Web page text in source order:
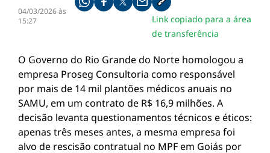
04/03/2026 às
15:27
Compartilhe pelo whatsapp
Compartilhar no facebook
Compartilhar no twitter
Compartilhe pelo email
Copiar link da notícia
Link copiado para a área
de transferência
​O Governo do Rio Grande do Norte homologou a
empresa Proseg Consultoria como responsável
por mais de 14 mil plantões médicos anuais no
SAMU, em um contrato de R$ 16,9 milhões. A
decisão levanta questionamentos técnicos e éticos:
apenas três meses antes, a mesma empresa foi
alvo de rescisão contratual no MPF em Goiás por